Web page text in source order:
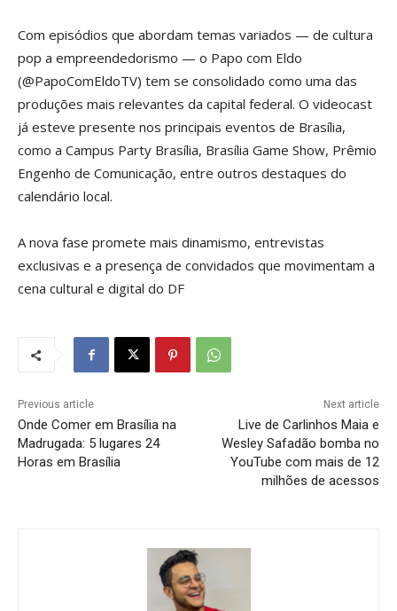
Com episódios que abordam temas variados — de cultura
pop a empreendedorismo — o Papo com Eldo
(@PapoComEldoTV) tem se consolidado como uma das
produções mais relevantes da capital federal. O videocast
já esteve presente nos principais eventos de Brasília,
como a Campus Party Brasília, Brasília Game Show, Prêmio
Engenho de Comunicação, entre outros destaques do
calendário local.
A nova fase promete mais dinamismo, entrevistas
exclusivas e a presença de convidados que movimentam a
cena cultural e digital do DF
Previous article
Onde Comer em Brasília na
Madrugada: 5 lugares 24
Horas em Brasília
Next article
Live de Carlinhos Maia e
Wesley Safadão bomba no
YouTube com mais de 12
milhões de acessos